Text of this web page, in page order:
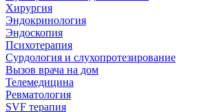
Хирургия
Эндокринология
Эндоскопия
Психотерапия
Сурдология и слухопротезирование
Вызов врача на дом
Телемедицина
Ревматология
SVF терапия